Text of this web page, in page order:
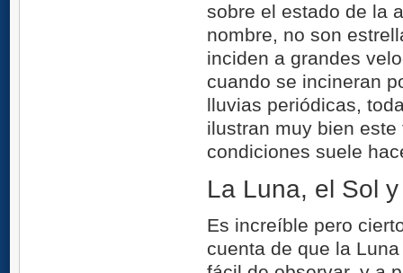
sobre el estado de la
nombre, no son
inciden a grandes
cuando se incineran
lluvias periódicas,
ilustran muy bien
condiciones suele
La Luna, el Sol
Es increíble pero
cuenta de que la